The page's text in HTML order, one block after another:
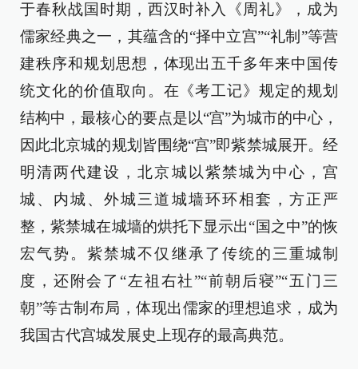
于春秋战国时期，西汉时补入《周礼》，成为
儒家经典之一，其蕴含的“择中立宫”“礼制”等营
建秩序和规划思想，体现出五千多年来中国传
统文化的价值取向。在《考工记》规定的规划
结构中，最核心的要点是以“宫”为城市的中心，
因此北京城的规划皆围绕“宫”即紫禁城展开。经
明清两代建设，北京城以紫禁城为中心，宫
城、内城、外城三道城墙环环相套，方正严
整，紫禁城在城墙的烘托下显示出“国之中”的恢
宏气势。紫禁城不仅继承了传统的三重城制
度，还附会了“左祖右社”“前朝后寝”“五门三
朝”等古制布局，体现出儒家的理想追求，成为
我国古代宫城发展史上现存的最高典范。